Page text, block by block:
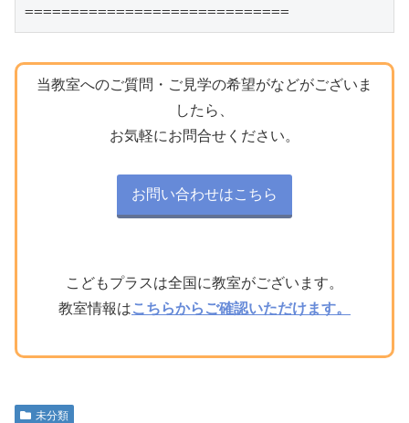
=============================
当教室へのご質問・ご見学の希望がなどがございま
したら、
お気軽にお問合せください。
お問い合わせはこちら
こどもプラスは全国に教室がございます。
教室情報はこちらからご確認いただけます。
未分類